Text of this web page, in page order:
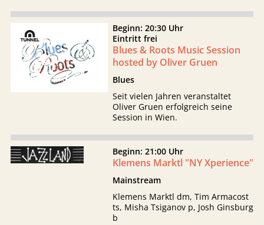
Beginn: 20:30 Uhr
Eintritt frei
Blues & Roots Music Session
hosted by Oliver Gruen
Blues
Seit vielen Jahren veranstaltet
Oliver Gruen erfolgreich seine
Session in Wien.
Beginn: 21:00 Uhr
Klemens Marktl "NY Xperience"
Mainstream
Klemens Marktl dm, Tim Armacost
ts, Misha Tsiganov p, Josh Ginsburg
b